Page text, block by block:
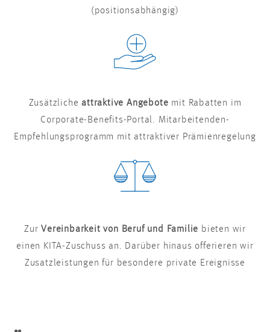
(positionsabhängig)
Zusätzliche attraktive Angebote mit Rabatten im
Corporate-Benefits-Portal. Mitarbeitenden-
Empfehlungsprogramm mit attraktiver Prämienregelung
ZurVereinbarkeit von Beruf und Familie bieten wir
einen KITA-Zuschuss an. Darüber hinaus offerieren wir
Zusatzleistungen für besondere private Ereignisse